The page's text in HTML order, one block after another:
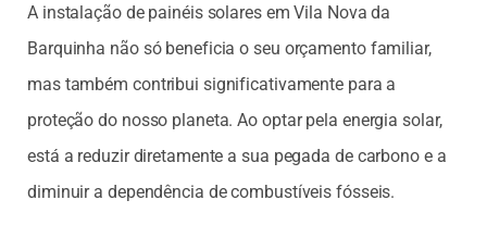
A instalação de painéis solares em Vila Nova da
Barquinha não só beneficia o seu orçamento familiar,
mas também contribui significativamente para a
proteção do nosso planeta. Ao optar pela energia solar,
está a reduzir diretamente a sua pegada de carbono e a
diminuir a dependência de combustíveis fósseis.